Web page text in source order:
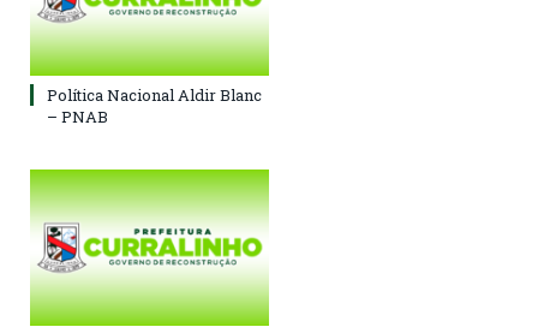
Política Nacional Aldir Blanc
– PNAB